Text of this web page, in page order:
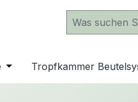
der Kategorie Katheter
Öffne oder Schließe das
Tropfkammer